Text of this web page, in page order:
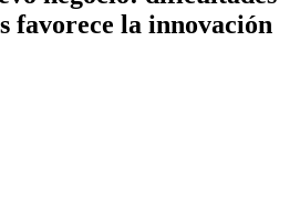
favorece la innovación